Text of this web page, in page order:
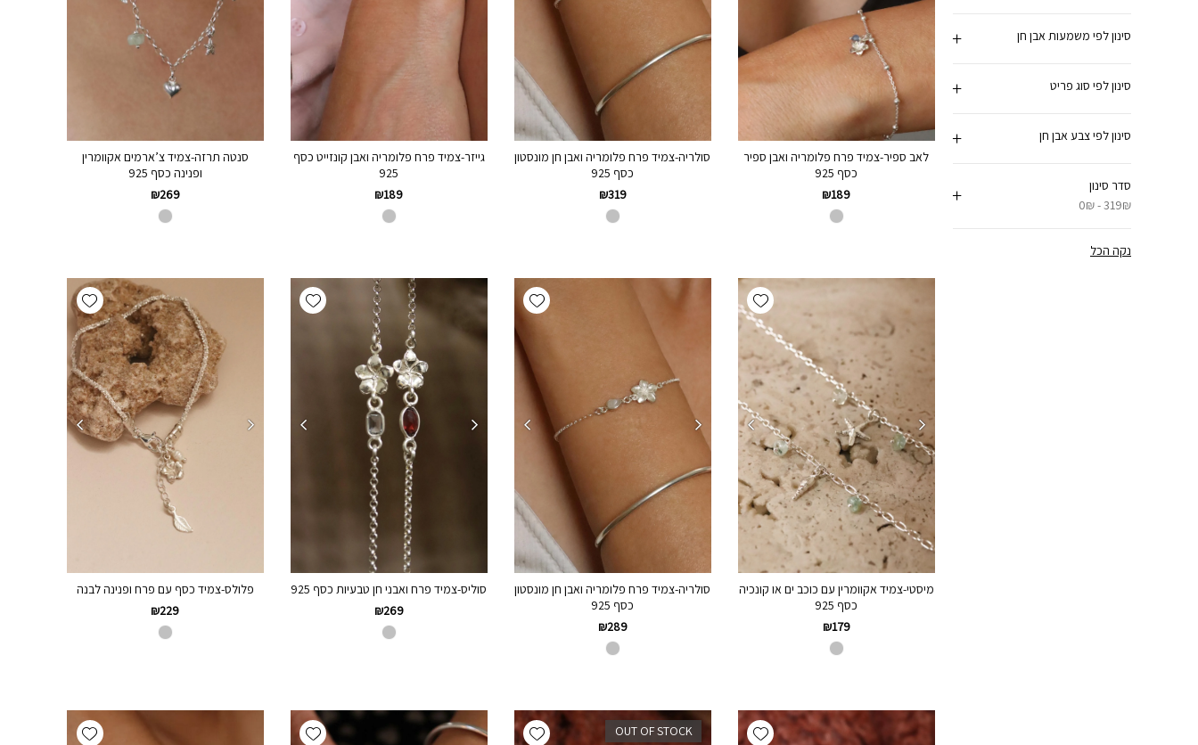
סינון לפי משמעות אבן חן
סינון לפי סוג פריט
סינון לפי צבע אבן חן
סדר סינון
0₪ - 319₪
נקה הכל
לאב ספיר-צמיד פרח פלומריה ואבן ספיר
כסף 925
₪189
סולריה-צמיד פרח פלומריה ואבן חן מונסטון
כסף 925
₪319
גייזר-צמיד פרח פלומריה ואבן קונזייט כסף
925
₪189
סנטה תרזה-צמיד צ’ארמים אקוומרין
ופנינה כסף 925
₪269
Add wishlist
מיסטי-צמיד אקוומרין עם כוכב ים או קונכיה
כסף 925
₪179
Add wishlist
סולריה-צמיד פרח פלומריה ואבן חן מונסטון
כסף 925
₪289
Add wishlist
סוליס-צמיד פרח ואבני חן טבעיות כסף 925
₪269
Add wishlist
פלולס-צמיד כסף עם פרח ופנינה לבנה
₪229
Add wishlist
Add wishlist OUT OF STOCK
Add wishlist
Add wishlist